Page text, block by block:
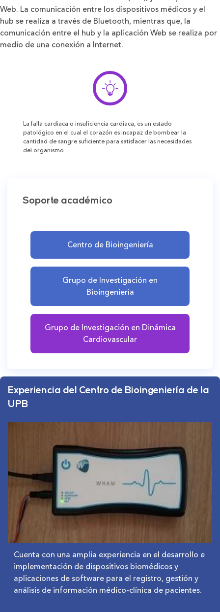
Web. La comunicación entre los dispositivos médicos y el
hub se realiza a través de Bluetooth, mientras que, la
comunicación entre el hub y la aplicación Web se realiza por
medio de una conexión a Internet.
La falla cardiaca o insuficiencia cardiaca, es un estado
patológico en el cual el corazón es incapaz de bombear la
cantidad de sangre suficiente para satisfacer las necesidades
del organismo.
Soporte académico
Centro de Bioingeniería
Grupo de Investigación en
Bioingeniería
Grupo de Investigación en Dinámica
Cardiovascular
Experiencia del Centro de Bioingeniería de la
UPB
Cuenta con una amplia experiencia en el desarrollo e
implementación de dispositivos biomédicos y
aplicaciones de software para el registro, gestión y
análisis de información médico-clínica de pacientes.